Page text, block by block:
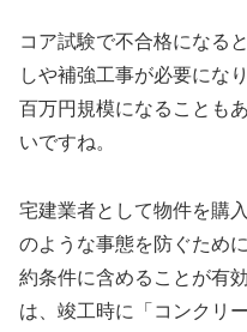
コア試験で不合格になる
しや補強工事が必要にな
百万円規模になることも
いですね。
宅建業者として物件を購
のような事態を防ぐため
約条件に含めることが有
は、竣工時に「コンクリ